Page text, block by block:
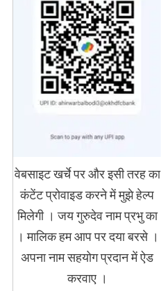
वेबसाइट खर्चे पर और इसी तरह का
कंटेंट प्रोवाइड करने में मुझे हेल्प
मिलेगी । जय गुरुदेव नाम प्रभु का
। मालिक हम आप पर दया बरसे ।
अपना नाम सहयोग प्रदान में ऐड
करवाए ।